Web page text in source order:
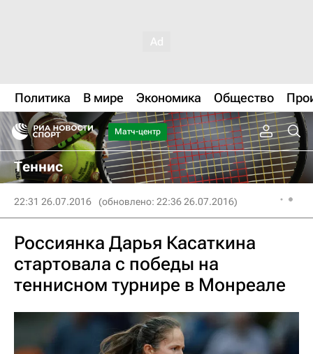
Политика В мире Экономика Общество
Матч-центр
Теннис
22:31 26.07.2016 (обновлено: 22:36 26.07.2016)
Россиянка Дарья Касаткина
стартовала с победы на
теннисном турнире в Монреале